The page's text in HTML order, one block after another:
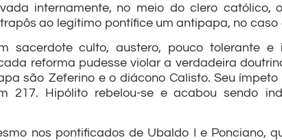
internamente, no meio do clero católico,
ao legítimo pontífice um antipapa, no caso
sacerdote culto, austero, pouco tolerante e
reforma pudesse violar a verdadeira
são Zeferino e o diácono Calisto. Seu
217. Hipólito rebelou-se e acabou sendo
nos pontificados de Ubaldo I e Ponciano,